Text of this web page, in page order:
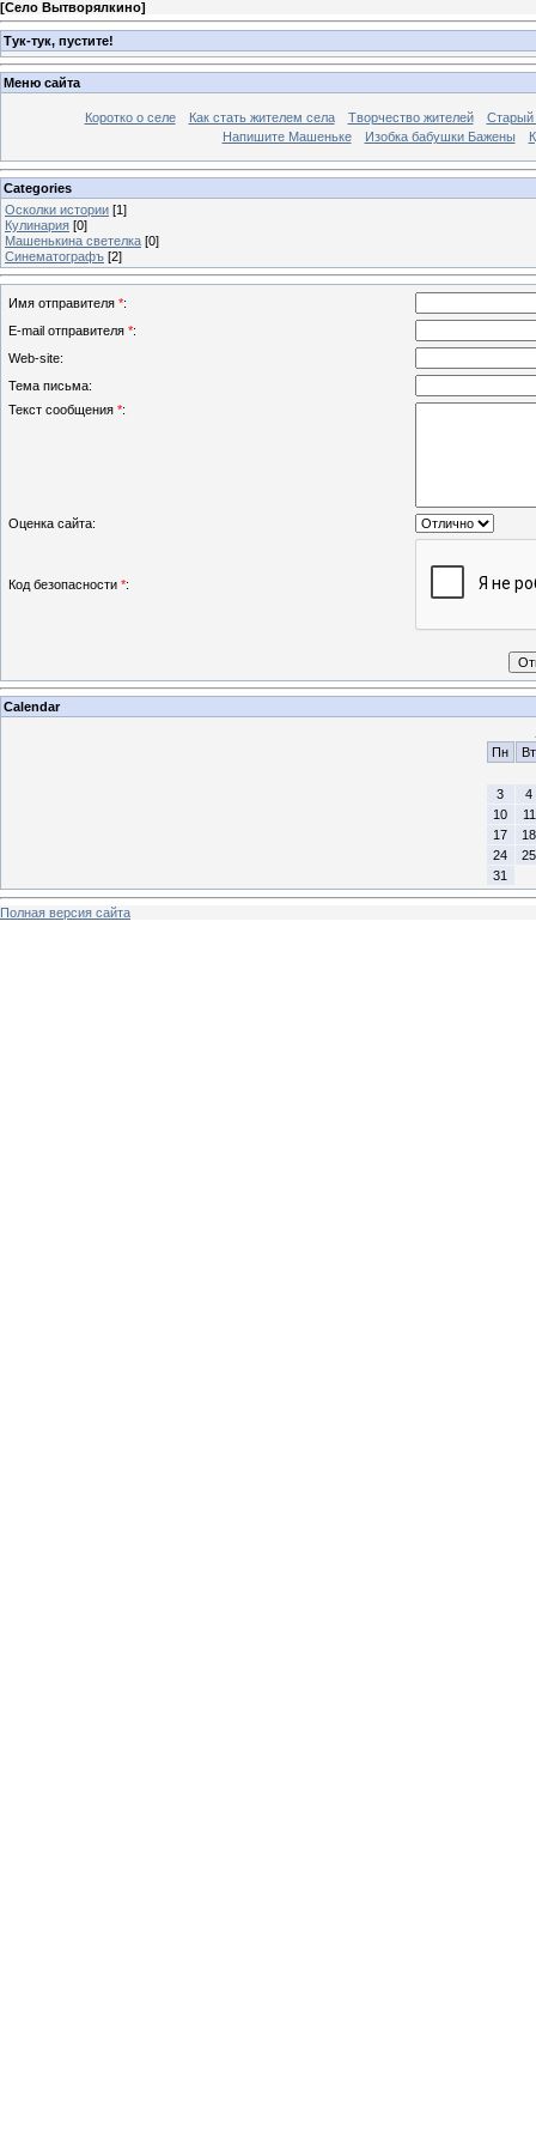
[Село Вытворялкино]
Тук-тук, пустите!
Меню сайта
Коротко о селе Как стать жителем села Творчество жителей
Старый
Напишите Машеньке
Изобка бабушки Бажены
Categories
Осколки истории [1]
Кулинария [0]
Машенькина светелка [0]
Синематографъ [2]
Имя отправителя *:
E-mail отправителя *:
Web-site:
Тема письма:
Текст сообщения *:
Оценка сайта:
Код безопасности *:
Calendar
Пн
Вт
3
4
10
11
17
18
24
25
31
Полная версия сайта